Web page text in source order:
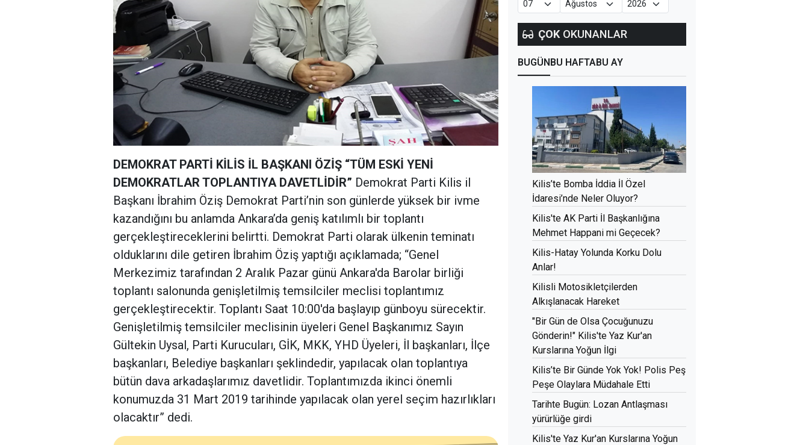
DEMOKRAT PARTİ KİLİS İL BAŞKANI ÖZİŞ “TÜM ESKİ YENİ
DEMOKRATLAR TOPLANTIYA DAVETLİDİR” Demokrat Parti Kilis il
Başkanı İbrahim Öziş Demokrat Parti’nin son günlerde yüksek bir ivme
kazandığını bu anlamda Ankara’da geniş katılımlı bir toplantı
gerçekleştireceklerini belirtti. Demokrat Parti olarak ülkenin teminatı
olduklarını dile getiren İbrahim Öziş yaptığı açıklamada; “Genel
Merkezimiz tarafından 2 Aralık Pazar günü Ankara'da Barolar birliği
toplantı salonunda genişletilmiş temsilciler meclisi toplantımız
gerçekleştirecektir. Toplantı Saat 10:00'da başlayıp günboyu sürecektir.
Genişletilmiş temsilciler meclisinin üyeleri Genel Başkanımız Sayın
Gültekin Uysal, Parti Kurucuları, GİK, MKK, YHD Üyeleri, İl başkanları, İlçe
başkanları, Belediye başkanları şeklindedir, yapılacak olan toplantıya
bütün dava arkadaşlarımız davetlidir. Toplantımızda ikinci önemli
konumuzda 31 Mart 2019 tarihinde yapılacak olan yerel seçim hazırlıkları
olacaktır” dedi.
ÇOK OKUNANLAR
BUGÜNBU HAFTABU AY
Kilis’te Bomba İddia İl Özel
İdaresi’nde Neler Oluyor?
Kilis'te AK Parti İl Başkanlığına
Mehmet Happani mi Geçecek?
Kilis-Hatay Yolunda Korku Dolu
Anlar!
Kilisli Motosikletçilerden
Alkışlanacak Hareket
"Bir Gün de Olsa Çocuğunuzu
Gönderin!" Kilis'te Yaz Kur'an
Kurslarına Yoğun İlgi
Kilis’te Bir Günde Yok Yok! Polis Peş
Peşe Olaylara Müdahale Etti
Tarihte Bugün: Lozan Antlaşması
yürürlüğe girdi
Kilis'te Yaz Kur'an Kurslarına Yoğun